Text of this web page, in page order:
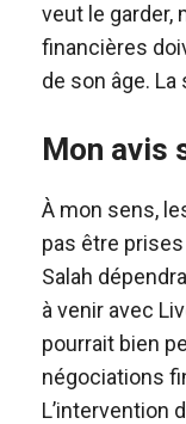
veut le garder,
financières
de son âge.
Mon avis
À mon sens,
pas être prises
Salah
à venir avec
pourrait bien
négociations
L’intervention